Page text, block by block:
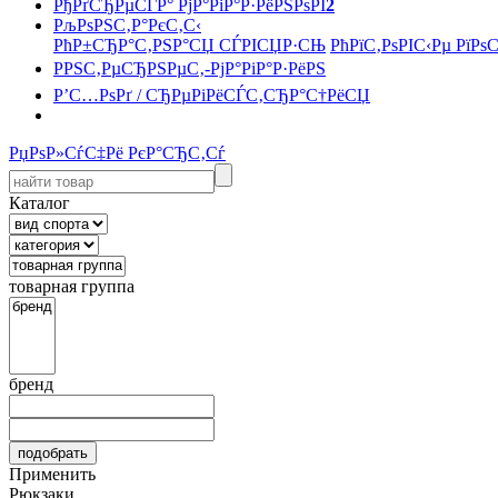
РђРґСЂРµСЃР° РјР°РіР°Р·РёРЅРѕРІ2
РљРѕРЅС‚Р°РєС‚С‹
РћР±СЂР°С‚РЅР°СЏ СЃРІСЏР·СЊ РћРїС‚РѕРІС‹Рµ
РРЅС‚РµСЂРЅРµС‚-РјР°РіР°Р·РёРЅ
Р’С…РѕРґ / СЂРµРіРёСЃС‚СЂР°С†РёСЏ
РџРѕР»СѓС‡Рё РєР°СЂС‚Сѓ
Каталог
товарная группа
бренд
Применить
Рюкзаки